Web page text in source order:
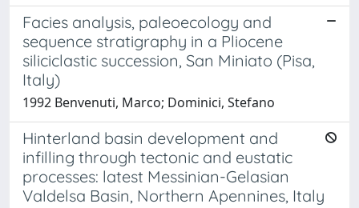
Facies analysis, paleoecology and
sequence stratigraphy in a Pliocene
siliciclastic succession, San Miniato (Pisa,
Italy)
1992 Benvenuti, Marco; Dominici, Stefano
Hinterland basin development and
infilling through tectonic and eustatic
processes: latest Messinian-Gelasian
Valdelsa Basin, Northern Apennines, Italy